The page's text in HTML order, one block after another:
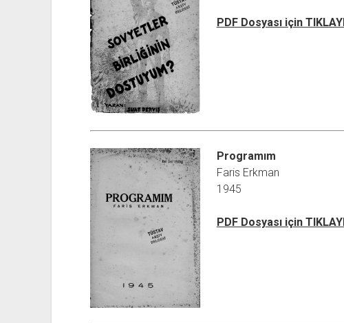
PDF Dosyası için
Programım
Faris Erkman
1945
PDF Dosyası için